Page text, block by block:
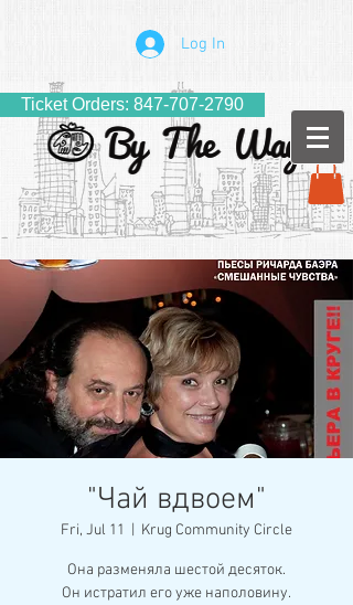
Ticket Orders: 847-707-2790
Log In
"Чай вдвоем"
Fri, Jul 11 Krug Community Circle
Она разменяла шестой десяток.
Он истратил его уже наполовину.